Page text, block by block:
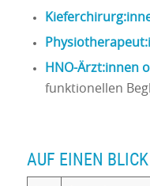
HNO-Ärzt:innen
funktionellen
AUF EINEN